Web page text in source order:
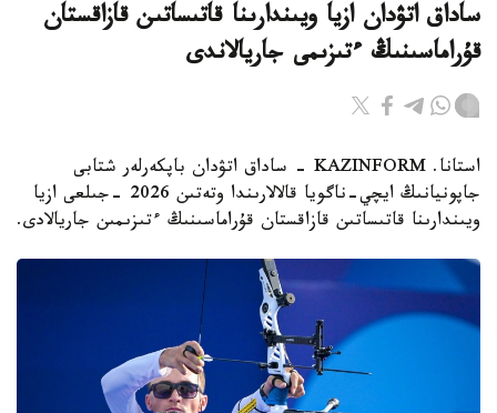
ساداق اتۋدان ازيا ويىندارىنا قاتىساتىن قازاقستان
قۇراماسىنىڭ ءتىزىمى جاريالاندى
استانا. KAZINFORM - ساداق اتۋدان باپكەرلەر شتابى
جاپونيانىڭ ايچي-ناگويا قالالارىندا وتەتىن 2026 -جىلعى ازيا
ويىندارىنا قاتىساتىن قازاقستان قۇراماسىنىڭ ءتىزىمىن جاريالادى.